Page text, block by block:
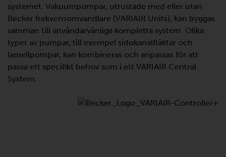
systemet. Vakuumpumpar, utrustade med eller utan
Becker frekvensomvandlare (VARIAIR Units), kan byggas
samman till användarvänliga kompletta system. Olika
typer av pumpar, till exempel sidokanalfläktar och
lamellpumpar, kan kombineras och anpassas för att
passa ett specifikt behov som i ett VARIAIR Central
System.